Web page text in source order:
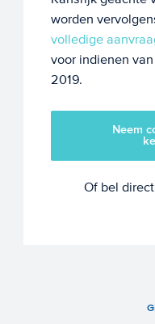
worden
volledige
voor indienen
2019.
Neem
Of bel